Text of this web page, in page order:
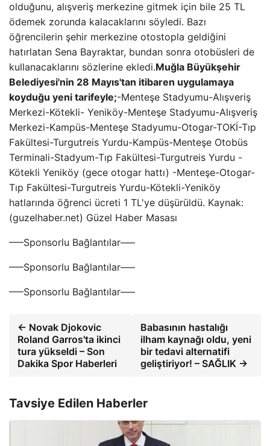
olduğunu, alışveriş merkezine gitmek için bile 25 TL
ödemek zorunda kalacaklarını söyledi. Bazı
öğrencilerin şehir merkezine otostopla geldiğini
hatırlatan Sena Bayraktar, bundan sonra otobüsleri de
kullanacaklarını sözlerine ekledi.Muğla Büyükşehir
Belediyesi'nin 28 Mayıs'tan itibaren uygulamaya
koyduğu yeni tarifeyle;-Menteşe Stadyumu-Alışveriş
Merkezi-Kötekli- Yeniköy-Menteşe Stadyumu-Alışveriş
Merkezi-Kampüs-Menteşe Stadyumu-Otogar-TOKİ-Tıp
Fakültesi-Turgutreis Yurdu-Kampüs-Menteşe Otobüs
Terminali-Stadyum-Tıp Fakültesi-Turgutreis Yurdu -
Kötekli Yeniköy (gece otogar hattı) -Menteşe-Otogar-
Tıp Fakültesi-Turgutreis Yurdu-Kötekli-Yeniköy
hatlarında öğrenci ücreti 1 TL'ye düşürüldü. Kaynak:
(guzelhaber.net) Güzel Haber Masası
—–Sponsorlu Bağlantılar—–
—–Sponsorlu Bağlantılar—–
—–Sponsorlu Bağlantılar—–
← Novak Djokovic
Roland Garros'ta ikinci
tura yükseldi – Son
Dakika Spor Haberleri
Babasının hastalığı
ilham kaynağı oldu, yeni
bir tedavi alternatifi
geliştiriyor! – SAĞLIK →
Tavsiye Edilen Haberler